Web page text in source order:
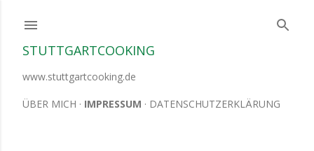
STUTTGARTCOOKING
www.stuttgartcooking.de
ÜBER MICH IMPRESSUM DATENSCHUTZERKLÄRUNG